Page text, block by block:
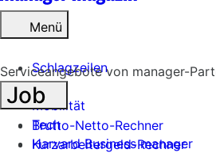
Menü
Schlagzeilen
Mobilität
Tech
Harvard Business manager
Serviceangebote von manager-
Job
Brutto-Netto-Rechner
Kurzarbeitergeld-Rechner